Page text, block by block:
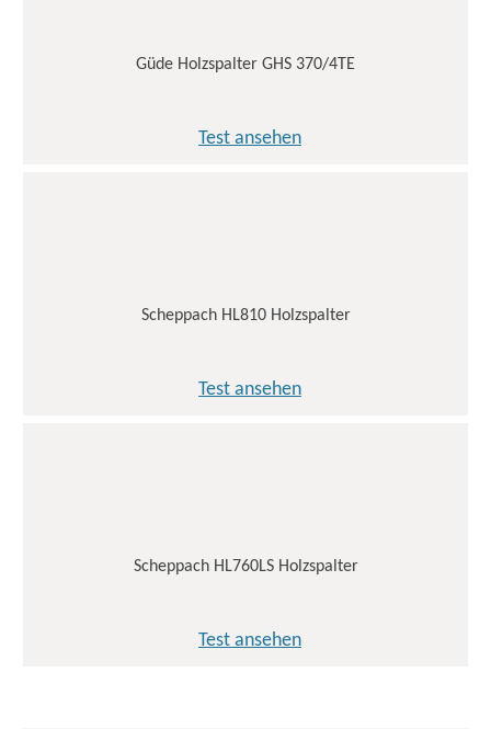
Güde Holzspalter GHS 370/4TE
Test ansehen
Scheppach HL810 Holzspalter
Test ansehen
Scheppach HL760LS Holzspalter
Test ansehen